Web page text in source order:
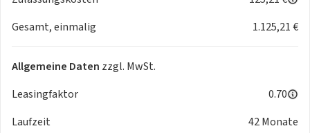
Gesamt, einmalig
1.125,21 €
Allgemeine Daten zzgl. MwSt.
Leasingfaktor
0.70
Laufzeit
42 Monate